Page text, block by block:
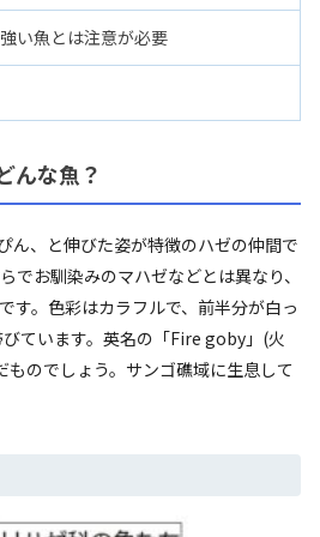
い魚とは注意が必要
んな魚？
ん、と伸びた姿が特徴のハゼの仲間で
でお馴染みのマハゼなどとは異なり、
す。色彩はカラフルで、前半分が白っ
ています。英名の「Fire goby」(火
のでしょう。サンゴ礁域に生息して